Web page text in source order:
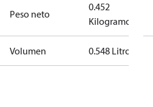
Peso neto
0.452
Kilogramo
Volumen 0.548 Litro